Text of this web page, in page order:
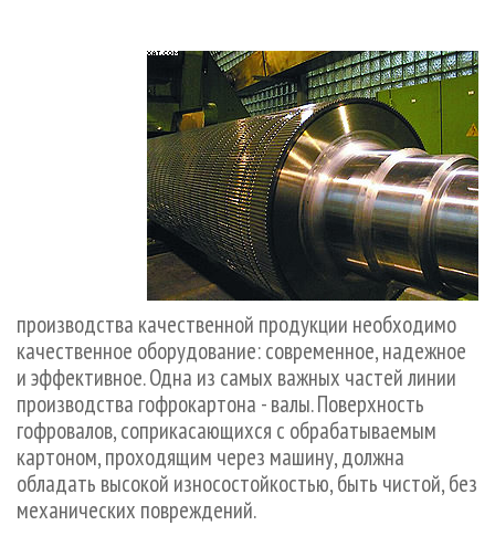
производства качественной продукции необходимо
качественное оборудование: современное, надежное
и эффективное. Одна из самых важных частей линии
производства гофрокартона - валы. Поверхность
гофровалов, соприкасающихся с обрабатываемым
картоном, проходящим через машину, должна
обладать высокой износостойкостью, быть чистой, без
механических повреждений.